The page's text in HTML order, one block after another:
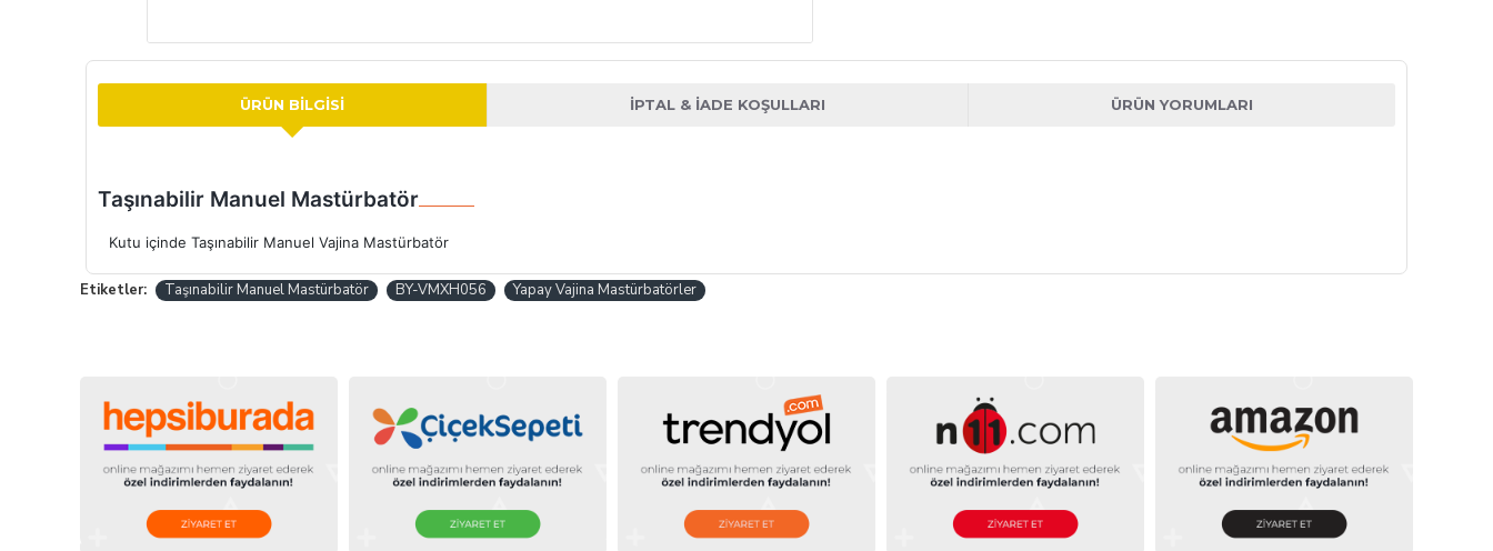
ÜRÜN BILGISI İPTAL & İADE KOŞULLARI ÜRÜN YORUMLARI
Taşınabilir Manuel Mastürbatör
Kutu içinde Taşınabilir Manuel Vajina Mastürbatör
Etiketler: Taşınabilir Manuel Mastürbatör BY-VMXH056 Yapay Vajina Mastürbatörler